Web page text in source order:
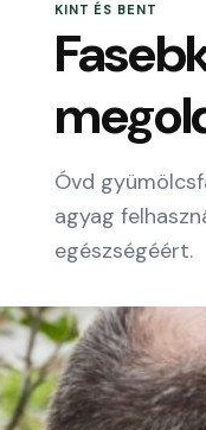
KINT ÉS BENT
Óvd
agyag
egészségéért.